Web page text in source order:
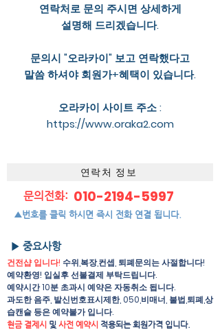
연락처로 문의 주시면 상세하게
설명해 드리겠습니다.
문의시 "오라카이" 보고 연락했다고
말씀 하셔야 회원가+혜택이 있습니다.
오라카이 사이트 주소 :
https://www.oraka2.com
연락처 정보
문의전화: 010-2194-5997
▲번호를 클릭 하시면 즉시 전화 연결 됩니다.
▶ 중요사항
건전샵 입니다! 수위,복장,컨셉, 퇴폐문의는 사절합니다!
예약환영! 입실후 선불결제 부탁드립니다.
예약시간 10분 초과시 예약은 자동취소 됩니다.
과도한 음주, 발신번호표시제한, 050,비매너, 불법,퇴폐,상
습캔슬 등은 예약불가 입니다.
현금 결제시 및 사전 예약시 적용되는 회원가격 입니다.